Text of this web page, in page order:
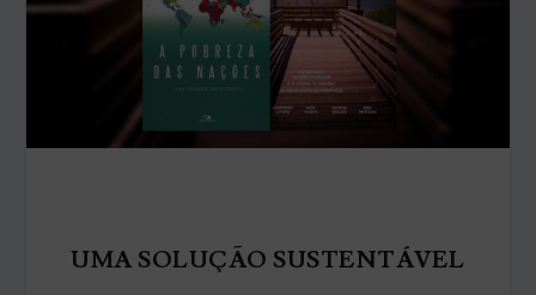
UMA SOLUÇÃO SUSTENTÁVEL